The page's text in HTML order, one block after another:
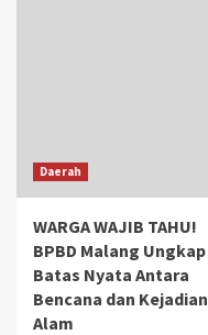
Daerah
WARGA WAJIB TAHU!
BPBD Malang Ungkap
Batas Nyata Antara
Bencana dan Kejadian
Alam